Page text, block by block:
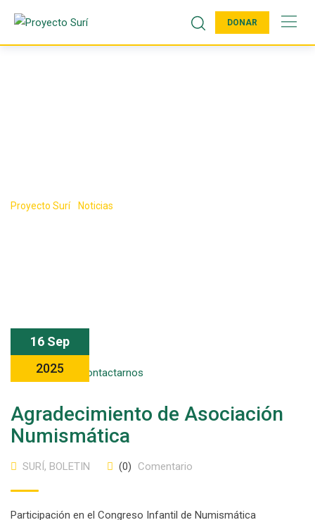
DONAR
Proyecto Surí- Noticias
16 Sep
2025
Agradecimiento de Asociación
Numismática
SURÍ, BOLETIN (0) Comentario
Participación en el Congreso Infantil de Numismática